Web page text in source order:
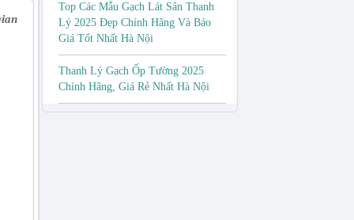
Top Các Mẫu Gạch Lát Sân Thanh
Lý 2025 Đẹp Chính Hãng Và Báo
Giá Tốt Nhất Hà Nội
Thanh Lý Gạch Ốp Tường 2025
Chính Hãng, Giá Rẻ Nhất Hà Nội